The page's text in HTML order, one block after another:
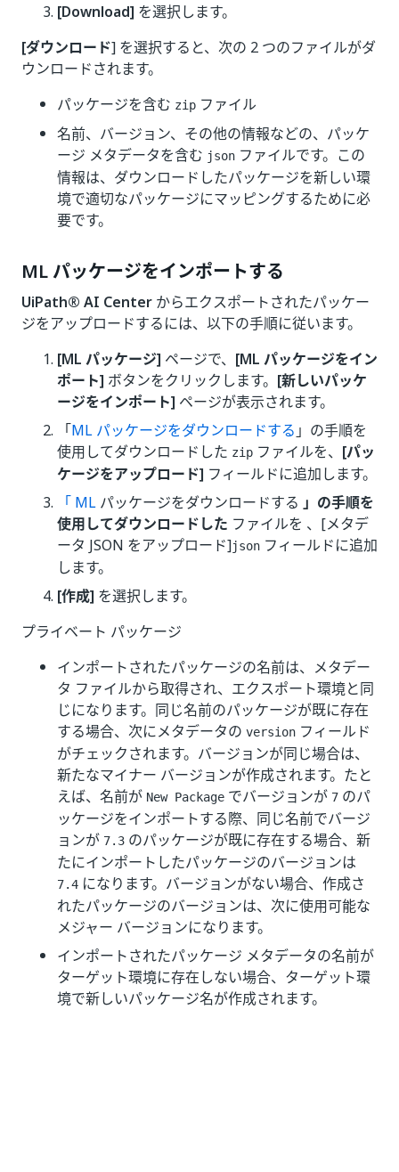
[Download] を選択します。
[ダウンロード] を選択すると、次の 2 つのファイルがダ
ウンロードされます。
パッケージを含む zip ファイル
名前、バージョン、その他の情報などの、パッケ
ージ メタデータを含む json ファイルです。この
情報は、ダウンロードしたパッケージを新しい環
境で適切なパッケージにマッピングするために必
要です。
ML パッケージをインポートする
UiPath® AI Center からエクスポートされたパッケー
ジをアップロードするには、以下の手順に従います。
[ML パッケージ] ページで、 [ML パッケージをイン
ポート] ボタンをクリックします。 [新しいパッケ
ージをインポート] ページが表示されます。
「ML パッケージをダウンロードする 」の手順を
使用してダウンロードした zip ファイルを、 [パッ
ケージをアップロード] フィールドに追加します。
「 ML パッケージをダウンロードする 」の手順を
使用してダウンロードした ファイルを 、[メタデ
ータ JSON をアップロード]json フィールドに追加
します。
[作成] を選択します。
プライベート パッケージ
インポートされたパッケージの名前は、メタデー
タ ファイルから取得され、エクスポート環境と同
じになります。同じ名前のパッケージが既に存在
する場合、次にメタデータの version フィールド
がチェックされます。バージョンが同じ場合は、
新たなマイナー バージョンが作成されます。たと
えば、名前が New Package でバージョンが 7 のパ
ッケージをインポートする際、同じ名前でバージ
ョンが 7.3 のパッケージが既に存在する場合、新
たにインポートしたパッケージのバージョンは
7.4 になります。バージョンがない場合、作成さ
れたパッケージのバージョンは、次に使用可能な
メジャー バージョンになります。
インポートされたパッケージ メタデータの名前が
ターゲット環境に存在しない場合、ターゲット環
境で新しいパッケージ名が作成されます。